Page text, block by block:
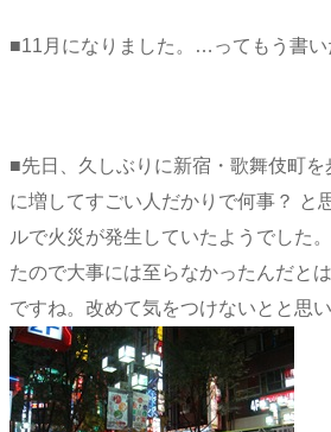
■11月になりました。…ってもう書い
■先日、久しぶりに新宿・歌舞伎町
に増してすごい人だかりで何事？ と
ルで火災が発生していたようでした
たので大事には至らなかったんだと
ですね。改めて気をつけないとと思い